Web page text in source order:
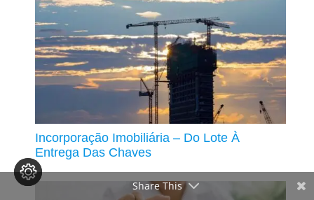
Incorporação Imobiliária – Do Lote À
Entrega Das Chaves
Share This